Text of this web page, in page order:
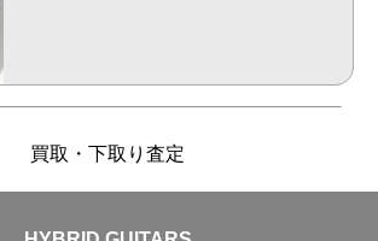
買取・下取り査定